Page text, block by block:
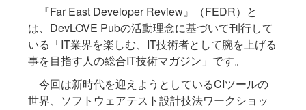
『Far East Developer Review』（FEDR）と
は、DevLOVE Pubの活動理念に基づいて刊行して
いる「IT業界を楽しむ、IT技術者として腕を上げる
事を目指す人の総合IT技術マガジン」です。
今回は新時代を迎えようとしているCIツールの
世界、ソフトウェアテスト設計技法ワークショッ